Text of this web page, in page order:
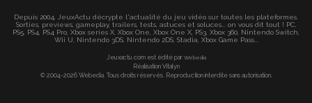
Depuis 2004, JeuxActu décrypte l'actualité du jeu vidéo sur toutes les plateformes.
Sorties, previews, gameplay, trailers, tests, astuces et soluces... on vous dit tout ! PC,
PS5, PS4, PS4 Pro, Xbox series X, Xbox One, Xbox One X, PS3, Xbox 360, Nintendo Switch,
Wii U, Nintendo 3DS, Nintendo 2DS, Stadia, Xbox Game Pass...
Jeuxactu.com est édité par Webedia
Réalisation Vitalyn
© 2004-2026 Webedia. Tous droits réservés. Reproduction interdite sans autorisation.